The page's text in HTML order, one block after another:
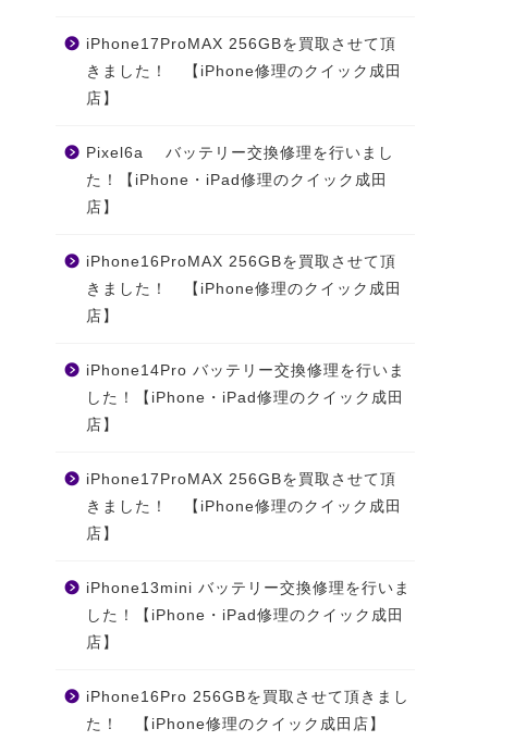
iPhone17ProMAX 256GBを買取させて頂
きました！ 【iPhone修理のクイック成田
店】
Pixel6a バッテリー交換修理を行いまし
た！【iPhone・iPad修理のクイック成田
店】
iPhone16ProMAX 256GBを買取させて頂
きました！ 【iPhone修理のクイック成田
店】
iPhone14Pro バッテリー交換修理を行いま
した！【iPhone・iPad修理のクイック成田
店】
iPhone17ProMAX 256GBを買取させて頂
きました！ 【iPhone修理のクイック成田
店】
iPhone13mini バッテリー交換修理を行いま
した！【iPhone・iPad修理のクイック成田
店】
iPhone16Pro 256GBを買取させて頂きまし
た！ 【iPhone修理のクイック成田店】